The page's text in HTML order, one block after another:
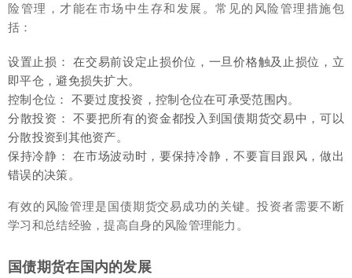
险管理，才能在市场中生存和发展。常见的风险管理措施包
括：
设置止损： 在交易前设定止损价位，一旦价格触及止损位，立
即平仓，避免损失扩大。
控制仓位： 不要过度投资，控制仓位在可承受范围内。
分散投资： 不要把所有的资金都投入到国债期货交易中，可以
分散投资到其他资产。
保持冷静： 在市场波动时，要保持冷静，不要盲目跟风，做出
错误的决策。
有效的风险管理是国债期货交易成功的关键。投资者需要不断
学习和总结经验，提高自身的风险管理能力。
国债期货在国内的发展